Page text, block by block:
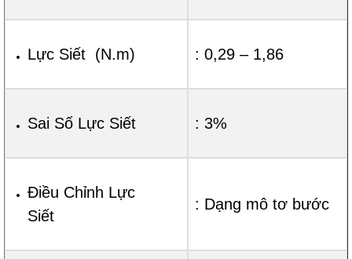
Lực Siết (N.m) : 0,29 – 1,86
Sai Số Lực Siết : 3%
Điều Chỉnh Lực
Siết
: Dạng mô tơ bước